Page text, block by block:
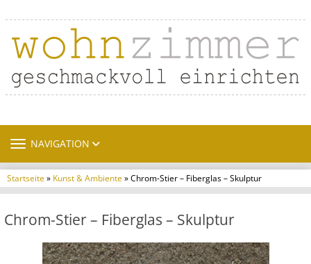
TOGGLE NAVIGATION
NAVIGATION
Startseite» Kunst & Ambiente» Chrom-Stier – Fiberglas – Skulptur
Chrom-Stier – Fiberglas – Skulptur